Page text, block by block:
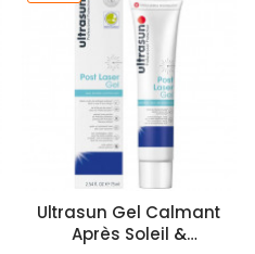
Ultrasun Gel Calmant
Après Soleil &